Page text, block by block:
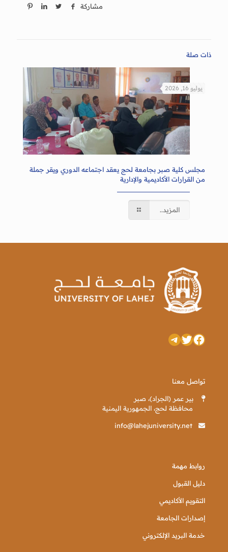
مشاركة
ذات صلة
يوليو 16, 2026
مجلس كلية صبر بجامعة لحج يعقد اجتماعه الدوري ويقر جملة
من القرارات الأكاديمية والإدارية
المزيد..
فيسبوك
تويترتيليجرام
تواصل معنا
بير عمر (الجراد)، صبر
محافظة لحج، الجمهورية اليمنية
info@lahejuniversity.net
روابط مهمة
دليل القبول
التقويم الأكاديمي
إصدارات الجامعة
خدمة البريد الإلكتروني